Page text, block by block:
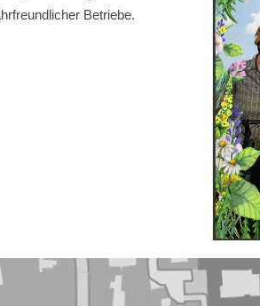
Betriebe.